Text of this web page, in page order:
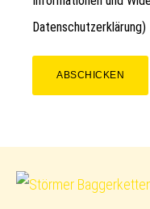
Datenschutzerklärung)
ABSCHICKEN